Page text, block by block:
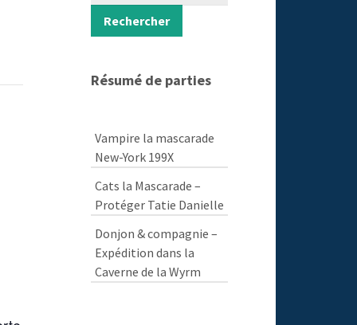
Rechercher
Résumé de parties
Vampire la mascarade
New-York 199X
Cats la Mascarade –
Protéger Tatie Danielle
Donjon & compagnie –
Expédition dans la
Caverne de la Wyrm